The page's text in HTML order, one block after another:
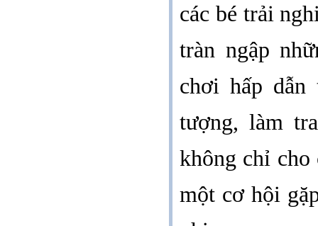
các bé trải
tràn ngập
chơi hấp
tượng, làm
không chỉ cho
một cơ hội